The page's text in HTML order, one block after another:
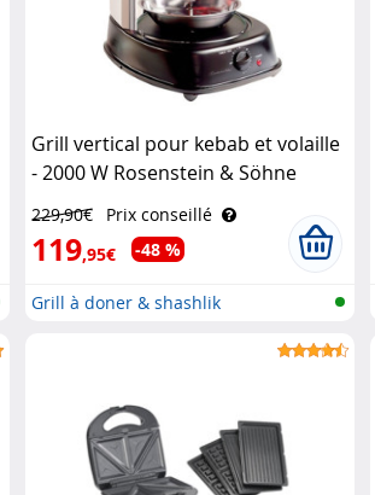
Grill vertical pour kebab et volaille
- 2000 W Rosenstein & Söhne
229,90€ Prix conseillé
119,95€ -48 %
Grill à doner & shashlik